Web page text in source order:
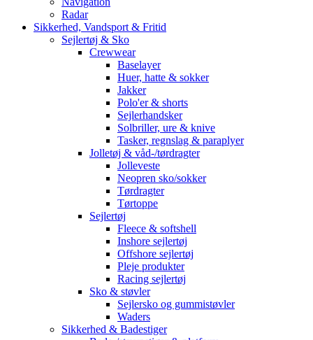
Radar
Sikkerhed, Vandsport & Fritid
Sejlertøj & Sko
Crewwear
Baselayer
Huer, hatte & sokker
Jakker
Polo'er & shorts
Sejlerhandsker
Solbriller, ure & knive
Tasker, regnslag & paraplyer
Jolletøj & våd-/tørdragter
Jolleveste
Neopren sko/sokker
Tørdragter
Tørtoppe
Sejlertøj
Fleece & softshell
Inshore sejlertøj
Offshore sejlertøj
Pleje produkter
Racing sejlertøj
Sko & støvler
Sejlersko og gummistøvler
Waders
Sikkerhed & Badestiger